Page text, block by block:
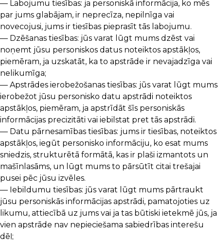
— Labojumu tiesības: ja personiskā informācija, ko mēs
par jums glabājam, ir neprecīza, nepilnīga vai
novecojusi, jums ir tiesības pieprasīt tās labojumu.
— Dzēšanas tiesības: jūs varat lūgt mums dzēst vai
noņemt jūsu personiskos datus noteiktos apstākļos,
piemēram, ja uzskatāt, ka to apstrāde ir nevajadzīga vai
nelikumīga;
— Apstrādes ierobežošanas tiesības: jūs varat lūgt mums
ierobežot jūsu personisko datu apstrādi noteiktos
apstākļos, piemēram, ja apstrīdāt šīs personiskās
informācijas precizitāti vai iebilstat pret tās apstrādi.
— Datu pārnesamības tiesības: jums ir tiesības, noteiktos
apstākļos, iegūt personisko informāciju, ko esat mums
sniedzis, strukturētā formātā, kas ir plaši izmantots un
mašīnlasāms, un lūgt mums to pārsūtīt citai trešajai
pusei pēc jūsu izvēles.
— Iebildumu tiesības: jūs varat lūgt mums pārtraukt
jūsu personiskās informācijas apstrādi, pamatojoties uz
likumu, attiecībā uz jums vai ja tas būtiski ietekmē jūs, ja
vien apstrāde nav nepieciešama sabiedrības interešu
dēļ;